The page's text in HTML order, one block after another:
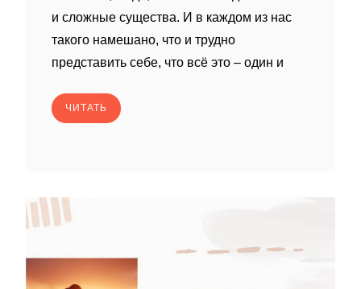
и сложные существа. И в каждом из нас
такого намешано, что и трудно
представить себе, что всё это – один и
ЧИТАТЬ